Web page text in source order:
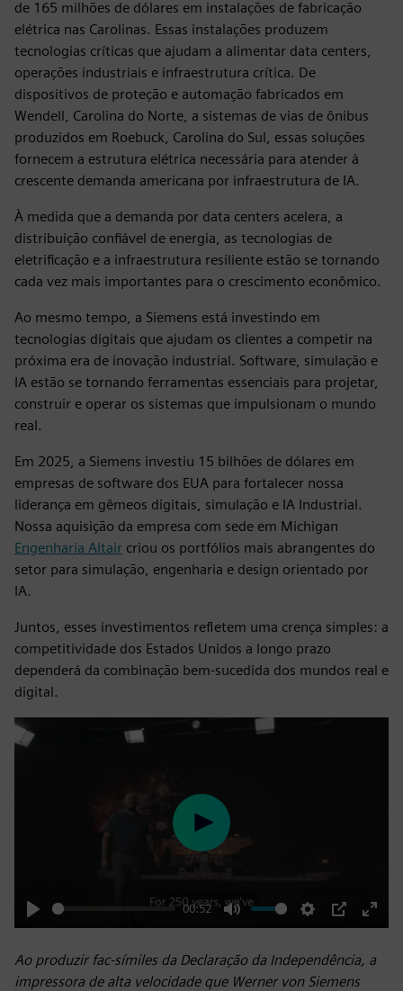
de 165 milhões de dólares em instalações de fabricação
elétrica nas Carolinas. Essas instalações produzem
tecnologias críticas que ajudam a alimentar data centers,
operações industriais e infraestrutura crítica. De
dispositivos de proteção e automação fabricados em
Wendell, Carolina do Norte, a sistemas de vias de ônibus
produzidos em Roebuck, Carolina do Sul, essas soluções
fornecem a estrutura elétrica necessária para atender à
crescente demanda americana por infraestrutura de IA.
À medida que a demanda por data centers acelera, a
distribuição confiável de energia, as tecnologias de
eletrificação e a infraestrutura resiliente estão se tornando
cada vez mais importantes para o crescimento econômico.
Ao mesmo tempo, a Siemens está investindo em
tecnologias digitais que ajudam os clientes a competir na
próxima era de inovação industrial. Software, simulação e
IA estão se tornando ferramentas essenciais para projetar,
construir e operar os sistemas que impulsionam o mundo
real.
Em 2025, a Siemens investiu 15 bilhões de dólares em
empresas de software dos EUA para fortalecer nossa
liderança em gêmeos digitais, simulação e IA Industrial.
Nossa aquisição da empresa com sede em Michigan
Engenharia Altair criou os portfólios mais abrangentes do
setor para simulação, engenharia e design orientado por
IA.
Juntos, esses investimentos refletem uma crença simples: a
competitividade dos Estados Unidos a longo prazo
dependerá da combinação bem-sucedida dos mundos real e
digital.
Play
00:52
Mute Settings
PIP
Enter
Play
Ao produzir fac-símiles da Declaração da Independência, a
impressora de alta velocidade que Werner von Siemens